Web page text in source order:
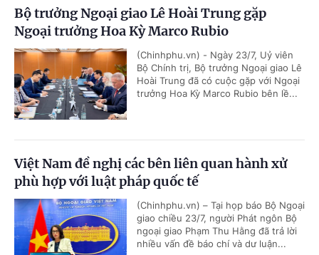
Bộ trưởng Ngoại giao Lê Hoài Trung gặp
Ngoại trưởng Hoa Kỳ Marco Rubio
(Chinhphu.vn) - Ngày 23/7, Uỷ viên
Bộ Chính trị, Bộ trưởng Ngoại giao Lê
Hoài Trung đã có cuộc gặp với Ngoại
trưởng Hoa Kỳ Marco Rubio bên lề...
Việt Nam đề nghị các bên liên quan hành xử
phù hợp với luật pháp quốc tế
(Chinhphu.vn) – Tại họp báo Bộ Ngoại
giao chiều 23/7, người Phát ngôn Bộ
ngoại giao Phạm Thu Hằng đã trả lời
nhiều vấn đề báo chí và dư luận...